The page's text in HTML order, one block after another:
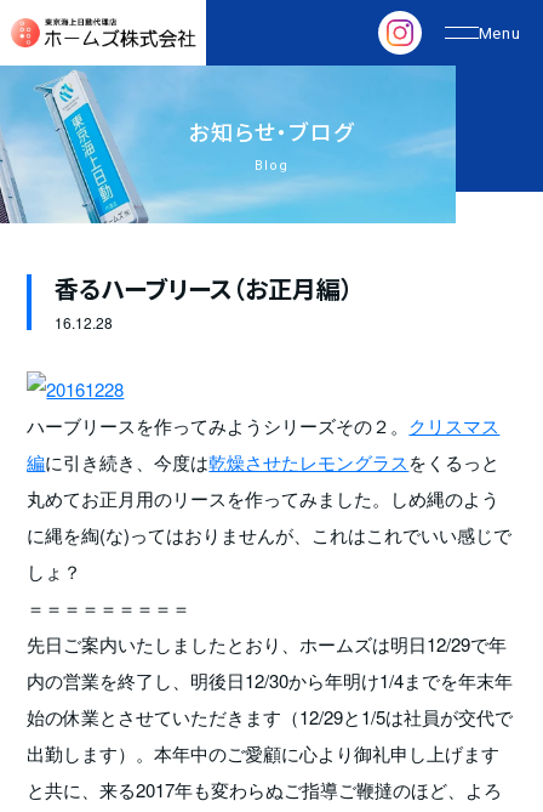
お知らせ・ブログ
Blog
香るハーブリース（お正月編）
16.12.28
ハーブリースを作ってみようシリーズその２。 クリスマス
編に引き続き、今度は乾燥させたレモングラスをくるっと
丸めてお正月用のリースを作ってみました。しめ縄のよう
に縄を綯(な)ってはおりませんが、これはこれでいい感じで
しょ？
＝＝＝＝＝＝＝＝＝
先日ご案内いたしましたとおり、ホームズは明日12/29で年
内の営業を終了し、明後日12/30から年明け1/4までを年末年
始の休業とさせていただきます（12/29と1/5は社員が交代で
出勤します）。本年中のご愛顧に心より御礼申し上げます
と共に、来る2017年も変わらぬご指導ご鞭撻のほど、よろ